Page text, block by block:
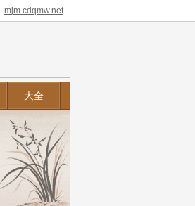
mjm.cdqmw.net
大全